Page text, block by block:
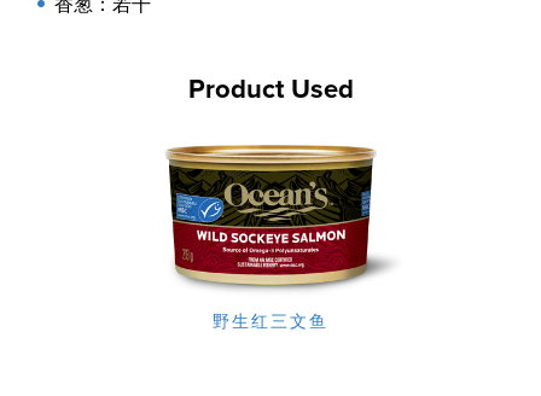
香葱 ：若干
Product Used
野生红三文鱼